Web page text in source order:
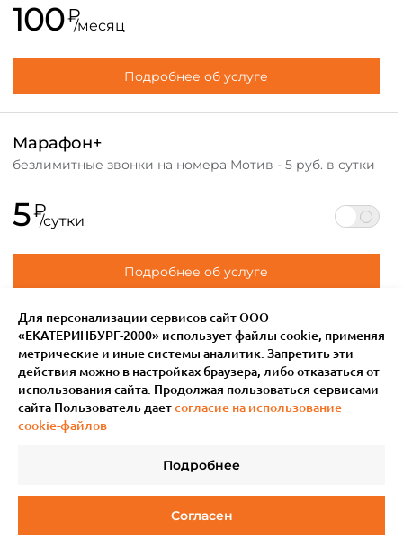
100₽/месяц
Подробнее об услуге
Марафон+
безлимитные звонки на номера Мотив - 5 руб. в сутки
5₽/сутки
Подробнее об услуге
Подробнее
Согласен
Для персонализации сервисов сайт ООО
«ЕКАТЕРИНБУРГ-2000» использует файлы сookie, применяя
метрические и иные системы аналитик. Запретить эти
действия можно в настройках браузера, либо отказаться от
использования сайта. Продолжая пользоваться сервисами
сайта Пользователь даетсогласие на использование
cookie-файлов